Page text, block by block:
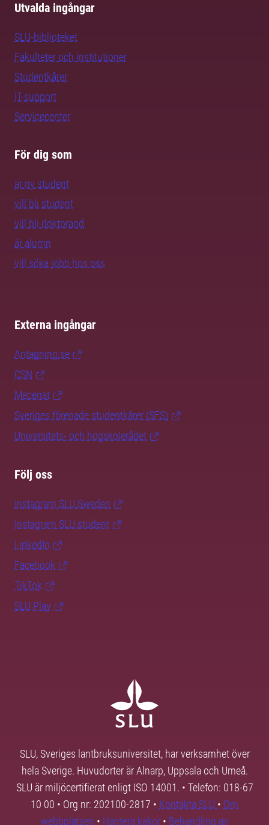
Utvalda ingångar
SLU-biblioteket
Fakulteter och institutioner
Studentkårer
IT-support
Servicecenter
För dig som
är ny student
vill bli student
vill bli doktorand
är alumn
vill söka jobb hos oss
Externa ingångar
Antagning.se
CSN
Mecenat
Sveriges förenade studentkårer (SFS)
Universitets- och högskolerådet
Följ oss
Instagram SLU.Sweden
Instagram SLU.student
LinkedIn
Facebook
TikTok
SLU Play
SLU, Sveriges lantbruksuniversitet, har verksamhet över
hela Sverige. Huvudorter är Alnarp, Uppsala och Umeå.
SLU är miljöcertifierat enligt ISO 14001. • Telefon: 018-67
10 00 • Org nr: 202100-2817 • Kontakta SLU • Om
webbplatsen • Hantera kakor • Behandling av